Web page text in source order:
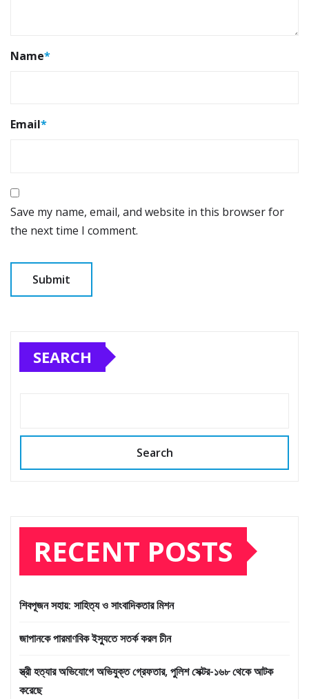
Name*
Email*
Save my name, email, and website in this browser for
the next time I comment.
SEARCH
Search
RECENT POSTS
শিবপূজন সহায়: সাহিত্য ও সাংবাদিকতার মিশন
জাপানকে পারমাণবিক ইস্যুতে সতর্ক করল চীন
স্ত্রী হত্যার অভিযোগে অভিযুক্ত গ্রেফতার, পুলিশ সেক্টর-১৬৮ থেকে আটক
করেছে